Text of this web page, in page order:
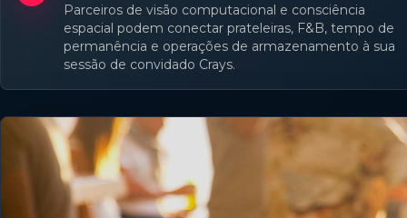
Parceiros de visão computacional e consciência
espacial podem conectar prateleiras, F&B, tempo de
permanência e operações de armazenamento à sua
sessão de convidado Crays.